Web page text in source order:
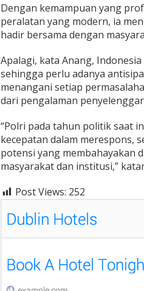
Dengan kemampuan yang
peralatan yang modern, ia
hadir bersama dengan
Apalagi, kata Anang,
sehingga perlu adanya
menangani setiap
dari pengalaman
“Polri pada tahun politik saat
kecepatan dalam merespons,
potensi yang membahayakan
masyarakat dan institusi,”
Post Views: 252